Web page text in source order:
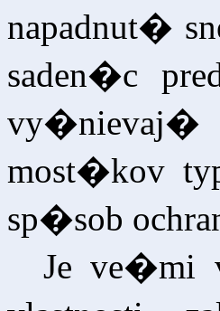
napadnut�
saden�c
vy�nievaj�
most�kov
sp�sob
Je ve�mi